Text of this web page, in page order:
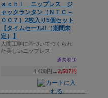
ａｃｈｉ ニップレス ジ
ャックランタン（ＮＴＣ－
００７）2枚入り5個セット
【タイムセール!!（期間未
定）】
人間工学に基づいてつくられ
た美しいニップレス!
通常発送
4,400円→2,507円